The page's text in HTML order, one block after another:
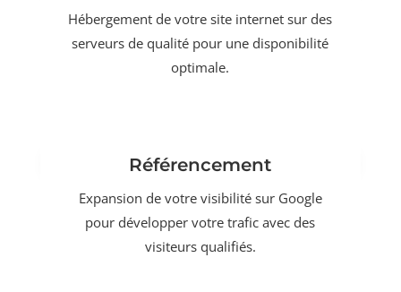
Hébergement de votre site internet sur des
serveurs de qualité pour une disponibilité
optimale.
Référencement
Expansion de votre visibilité sur Google
pour développer votre trafic avec des
visiteurs qualifiés.